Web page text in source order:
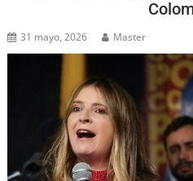
31 mayo, 2026 Master